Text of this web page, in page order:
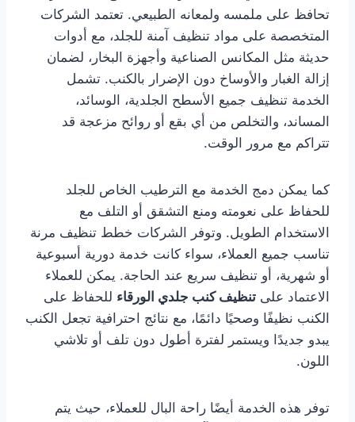
تحافظ على ملمسه ولمعانه الطبيعي. تعتمد الشركات
المتخصصة على مواد تنظيف آمنة للجلد، مع أدوات
حديثة مثل المكانس الصناعية وأجهزة البخار، لضمان
إزالة الغبار والأوساخ دون الإضرار بالكنب. تشمل
الخدمة تنظيف جميع الأسطح الجلدية، الوسائد،
المساند، والتخلص من أي بقع أو روائح مزعجة قد
تتراكم مع مرور الوقت.
كما يمكن دمج الخدمة مع الترطيب الخاص للجلد
للحفاظ على نعومته ومنع التشقق أو التلف مع
الاستخدام الطويل. وتوفر الشركات خطط تنظيف مرنة
تناسب جميع العملاء، سواء كانت خدمة دورية أسبوعية
أو شهرية، أو تنظيف سريع عند الحاجة. يمكن للعملاء
الاعتماد على تنظيف كنب جلدي الورقاء للحفاظ على
الكنب نظيفًا وصحيًا دائمًا، مع نتائج احترافية تجعل الكنب
يبدو جديدًا ويستمر لفترة أطول دون تلف أو تلاشي
اللون.
توفر هذه الخدمة أيضًا راحة البال للعملاء، حيث يتم